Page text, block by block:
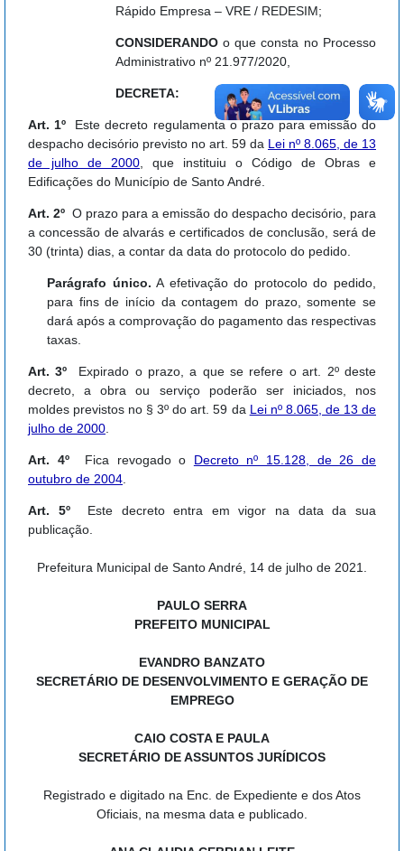
Rápido Empresa – VRE / REDESIM;
CONSIDERANDOo que consta no Processo
Administrativo nº 21.977/2020,
DECRETA:
Art. 1º Este decreto regulamenta o prazo para emissão do
despacho decisório previsto no art. 59 da Lei nº 8.065, de 13
de julho de 2000 , que instituiu o Código de Obras e
Edificações do Município de Santo André.
Art. 2º O prazo para a emissão do despacho decisório, para
a concessão de alvarás e certificados de conclusão, será de
30 (trinta) dias, a contar da data do protocolo do pedido.
Parágrafo único. A efetivação do protocolo do pedido,
para fins de início da contagem do prazo, somente se
dará após a comprovação do pagamento das respectivas
taxas.
Art. 3º Expirado o prazo, a que se refere o art. 2º deste
decreto, a obra ou serviço poderão ser iniciados, nos
moldes previstos no § 3º do art. 59 da Lei nº 8.065, de 13 de
julho de 2000
Art. 4ºFica revogado o Decreto nº 15.128, de 26 de
outubro de 2004
Art. 5ºEste decreto entra em vigor na data da sua
publicação.
Prefeitura Municipal de Santo André, 14 de julho de 2021.
PAULO SERRA
PREFEITO MUNICIPAL
EVANDRO BANZATO
SECRETÁRIO DE DESENVOLVIMENTO E GERAÇÃO DE
EMPREGO
CAIO COSTA E PAULA
SECRETÁRIO DE ASSUNTOS JURÍDICOS
Registrado e digitado na Enc. de Expediente e dos Atos
Oficiais, na mesma data e publicado.